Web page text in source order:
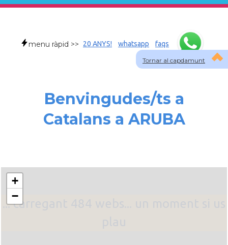
Tornar al capdamunt
menu ràpid >> 20 ANYS! whatsapp faqs
Benvingudes/ts a
Catalans a ARUBA
... carregant 484 webs... un moment si us
+
−